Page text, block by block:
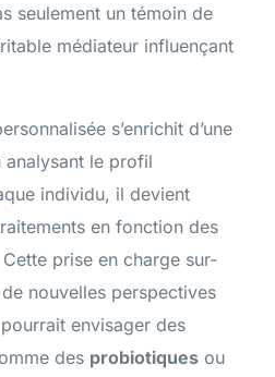
seulement un témoin de
médiateur influençant
s’enrichit d’une
le profil
individu, il devient
en fonction des
prise en charge sur-
nouvelles perspectives
envisager des
des probiotiques ou